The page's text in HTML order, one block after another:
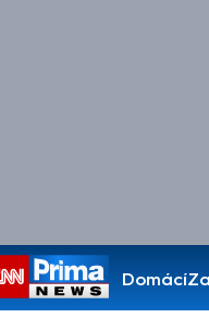
Domácí
Pořady